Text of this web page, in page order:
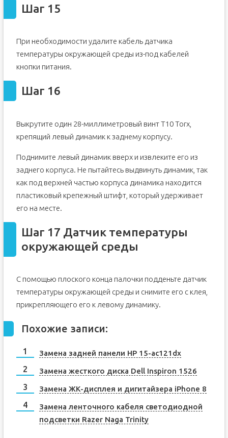
Шаг 15
При необходимости удалите кабель датчика
температуры окружающей среды из-под кабелей
кнопки питания.
Шаг 16
Выкрутите один 28-миллиметровый винт T10 Torx,
крепящий левый динамик к заднему корпусу.
Поднимите левый динамик вверх и извлеките его из
заднего корпуса. Не пытайтесь выдвинуть динамик, так
как под верхней частью корпуса динамика находится
пластиковый крепежный штифт, который удерживает
его на месте.
Шаг 17 Датчик температуры
окружающей среды
С помощью плоского конца палочки подденьте датчик
температуры окружающей среды и снимите его с клея,
прикрепляющего его к левому динамику.
Похожие записи:
Замена задней панели HP 15-ac121dx
Замена жесткого диска Dell Inspiron 1526
Замена ЖК-дисплея и дигитайзера iPhone 8
Замена ленточного кабеля светодиодной
подсветки Razer Naga Trinity